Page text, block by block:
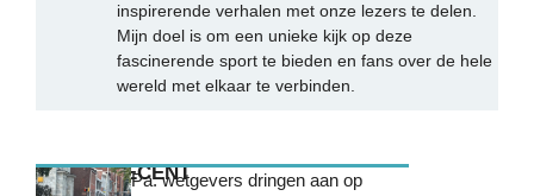
inspirerende verhalen met onze lezers te delen.
Mijn doel is om een unieke kijk op deze
fascinerende sport te bieden en fans over de hele
wereld met elkaar te verbinden.
MEEST RECENTPa. wetgevers dringen aan op